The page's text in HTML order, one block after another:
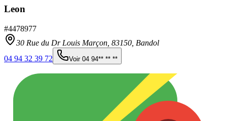
Leon
#4478977
30 Rue du Dr Louis Marçon, 83150 Bandol
04 94 32 39 72
Voir 04 94** ** **